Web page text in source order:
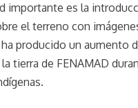
importante es la
el terreno con
producido un aumento
tierra de FENAMAD